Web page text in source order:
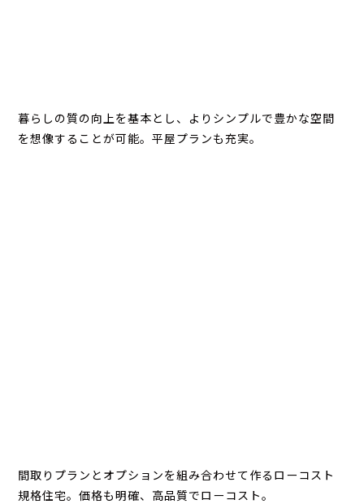
暮らしの質の向上を基本とし、よりシンプルで豊かな空間
を想像することが可能。平屋プランも充実。
間取りプランとオプションを組み合わせて作るローコスト
規格住宅。価格も明確、高品質でローコスト。